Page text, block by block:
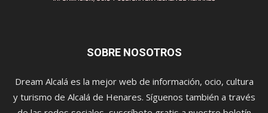
SOBRE NOSOTROS
Dream Alcalá es la mejor web de información, ocio, cultura
y turismo de Alcalá de Henares. Síguenos también a través